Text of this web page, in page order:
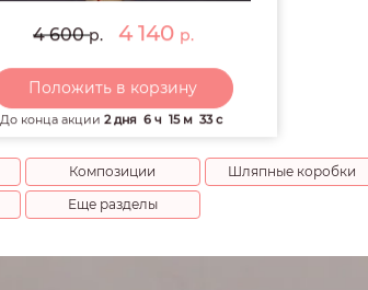
Композиции Шляпные коробки
Еще разделы
4 600р. 4 140 р.
Положить в корзину
До конца акции 2 дня 6 ч 15 м 31 с